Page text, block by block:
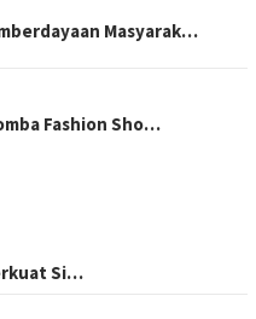
Masyarak…
Fashion Sho…
Si…